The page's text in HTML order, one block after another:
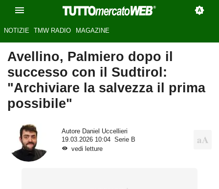
NOTIZIE TMW RADIO MAGAZINE
Avellino, Palmiero dopo il
successo con il Sudtirol:
"Archiviare la salvezza il prima
possibile"
Autore Daniel Uccellieri
19.03.2026 10:04
Serie B
vedi letture